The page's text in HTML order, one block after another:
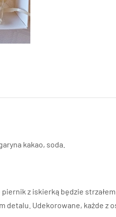
kakao, soda.
z iskierką będzie
Udekorowane, każde z